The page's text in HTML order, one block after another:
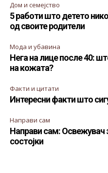
Дом и семејство
5 работи што детето
од своите родители
Мода и убавина
Нега на лице после 40:
на кожата?
Факти и цитати
Интересни факти што
Направи сам
Направи сам: Освежувач
состојки